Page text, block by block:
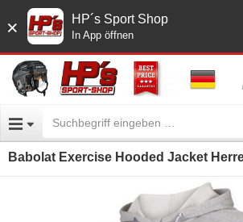
× HP´s Sport Shop
In App öffnen
Babolat Exercise Hooded Jacket